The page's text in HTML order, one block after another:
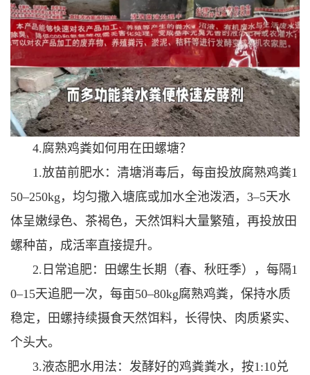
4.腐熟鸡粪如何用在田螺塘？
1.放苗前肥水：清塘消毒后，每亩投放腐熟鸡粪1
50–250kg，均匀撒入塘底或加水全池泼洒，3–5天水
体呈嫩绿色、茶褐色，天然饵料大量繁殖，再投放田
螺种苗，成活率直接提升。
2.日常追肥：田螺生长期（春、秋旺季），每隔1
0–15天追肥一次，每亩50–80kg腐熟鸡粪，保持水质
稳定，田螺持续摄食天然饵料，长得快、肉质紧实、
个头大。
3.液态肥水用法：发酵好的鸡粪粪水，按1:10兑